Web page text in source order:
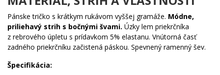
ukážme, že máme na čo byť hrdí! 🇨🇿🇸🇰
Milovníkovdomácich plemien🐾
Ľudí, čo majú radi psov s históriou a charakterom
Každého, kto vie, že česká kvalita je svetová kvalita!
Tento Šiperk na tvojom tričku hovorí:"Som český a mám na
to byť hrdý!"
Pánske tričko s krátkym rukávom vyššej gramáže. Módne,
priliehavý strih s bočnými švami. Úzky lem priekrčníka
z rebrového úpletu s prídavkom 5% elastanu. Vnútorná časť
zadného priekrčníku začistená páskou. Spevnený ramenný šev.
Špecifikácia: